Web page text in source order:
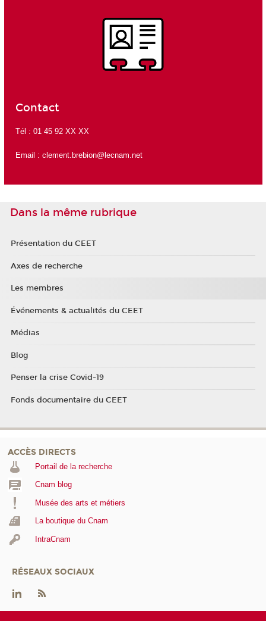
Contact
Tél : 01 45 92 XX XX
Email : clement.brebion@lecnam.net
Dans la même rubrique
Présentation du CEET
Axes de recherche
Les membres
Événements & actualités du CEET
Médias
Blog
Penser la crise Covid-19
Fonds documentaire du CEET
ACCÈS DIRECTS
Portail de la recherche
Cnam blog
Musée des arts et métiers
La boutique du Cnam
IntraCnam
RÉSEAUX SOCIAUX